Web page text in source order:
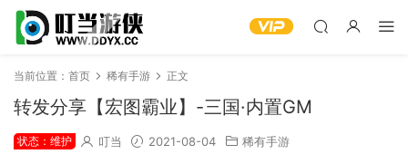
当前位置： 首页 稀有手游 正文
转发分享【宏图霸业】-三国·内置GM
状态：维护 叮当 2021-08-04 稀有手游